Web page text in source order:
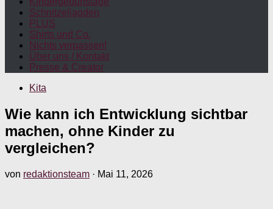
Schnitzeljagden
PLUS
Shirts und Co.
Nichts verpassen!
Über uns / Kontakt
Presse & Creator
Kita
Wie kann ich Entwicklung sichtbar
machen, ohne Kinder zu
vergleichen?
von redaktionsteam · Mai 11, 2026